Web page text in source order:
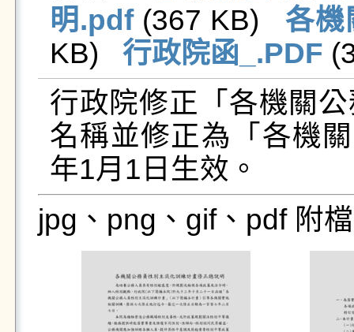
明.pdf (367 KB) 各機
KB) 行政院函_.PDF
行政院修正「各機關
名稱並修正為「各機
年1月1日生效。
jpg、png、gif、pdf 附